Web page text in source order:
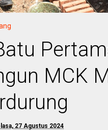
MCK
27 Agustus 2024